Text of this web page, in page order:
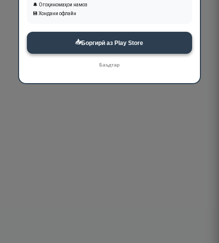
🔔 Огоҳиномаҳои намоз
💾 Хондани офлайн
📥Боргирӣ аз Play Store
Баъдтар